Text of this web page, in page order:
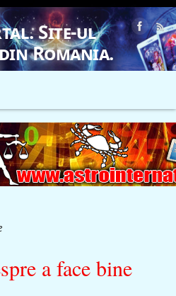
Site-ul
Romania.
VRAJITOARE
a face bine